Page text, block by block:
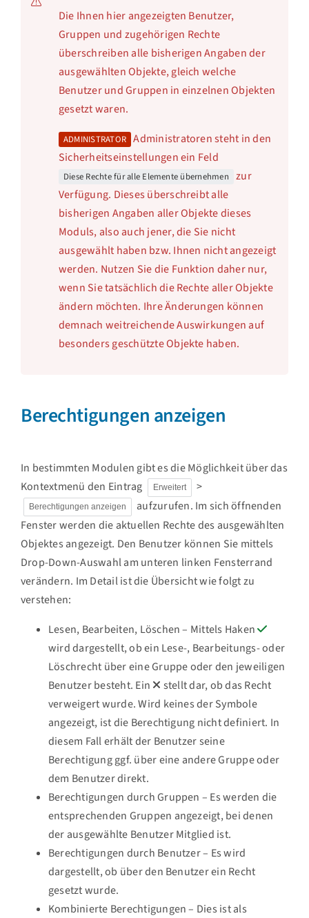
Die Ihnen hier angezeigten Benutzer,
Gruppen und zugehörigen Rechte
überschreiben alle bisherigen Angaben der
ausgewählten Objekte, gleich welche
Benutzer und Gruppen in einzelnen Objekten
gesetzt waren.
ADMINISTRATOR Administratoren steht in den
Sicherheitseinstellungen ein Feld
Diese Rechte für alle Elemente übernehmen
zur
Verfügung. Dieses überschreibt alle
bisherigen Angaben aller Objekte dieses
Moduls, also auch jener, die Sie nicht
ausgewählt haben bzw. Ihnen nicht angezeigt
werden. Nutzen Sie die Funktion daher nur,
wenn Sie tatsächlich die Rechte aller Objekte
ändern möchten. Ihre Änderungen können
demnach weitreichende Auswirkungen auf
besonders geschützte Objekte haben.
Berechtigungen anzeigen
In bestimmten Modulen gibt es die Möglichkeit über das
Kontextmenü den Eintrag
Erweitert >
Berechtigungen anzeigen
aufzurufen. Im sich öffnenden
Fenster werden die aktuellen Rechte des ausgewählten
Objektes angezeigt. Den Benutzer können Sie mittels
Drop-Down-Auswahl am unteren linken Fensterrand
verändern. Im Detail ist die Übersicht wie folgt zu
verstehen:
Lesen, Bearbeiten, Löschen – Mittels Haken
wird dargestellt, ob ein Lese-, Bearbeitungs- oder
Löschrecht über eine Gruppe oder den jeweiligen
Benutzer besteht. Ein
stellt dar, ob das Recht
verweigert wurde. Wird keines der Symbole
angezeigt, ist die Berechtigung nicht definiert. In
diesem Fall erhält der Benutzer seine
Berechtigung ggf. über eine andere Gruppe oder
dem Benutzer direkt.
Berechtigungen durch Gruppen – Es werden die
entsprechenden Gruppen angezeigt, bei denen
der ausgewählte Benutzer Mitglied ist.
Berechtigungen durch Benutzer – Es wird
dargestellt, ob über den Benutzer ein Recht
gesetzt wurde.
Kombinierte Berechtigungen – Dies ist als